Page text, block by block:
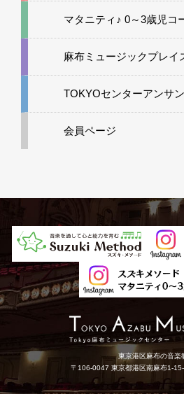
マタニティ♪ 0～3歳児コ
麻布ミュージックプレイ
TOKYOセンターアンサ
会員ページ
東京港区麻布の音楽
〒106-0047 東京都港区南麻布1-